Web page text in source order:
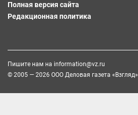
Полная версия сайта
Редакционная политика
Пишите нам на information@vz.ru
© 2005 — 2026 ООО Деловая газета «Взгляд»